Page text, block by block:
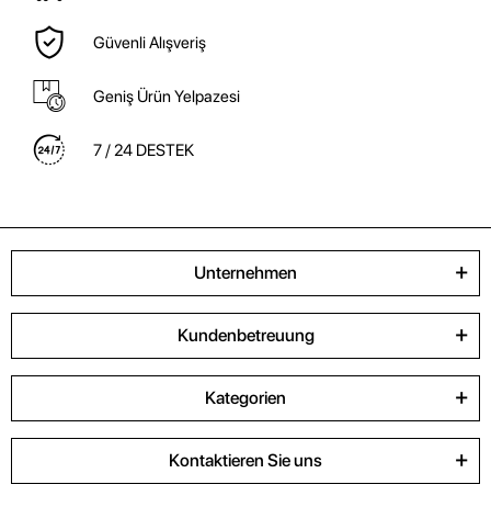
Güvenli Alışveriş
Geniş Ürün Yelpazesi
7 / 24 DESTEK
Unternehmen
Kundenbetreuung
Kategorien
Kontaktieren Sie uns